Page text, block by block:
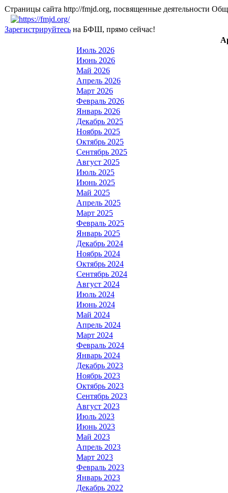
Страницы сайта http://fmjd.org, посвященные
Зарегистрируйтесь на БФШ, прямо сейчас!
Июль 2026
Июнь 2026
Май 2026
Апрель 2026
Март 2026
Февраль 2026
Январь 2026
Декабрь 2025
Ноябрь 2025
Октябрь 2025
Сентябрь 2025
Август 2025
Июль 2025
Июнь 2025
Май 2025
Апрель 2025
Март 2025
Февраль 2025
Январь 2025
Декабрь 2024
Ноябрь 2024
Октябрь 2024
Сентябрь 2024
Август 2024
Июль 2024
Июнь 2024
Май 2024
Апрель 2024
Март 2024
Февраль 2024
Январь 2024
Декабрь 2023
Ноябрь 2023
Октябрь 2023
Сентябрь 2023
Август 2023
Июль 2023
Июнь 2023
Май 2023
Апрель 2023
Март 2023
Февраль 2023
Январь 2023
Декабрь 2022